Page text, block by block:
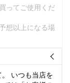
ってご使用くだ
想以上になる場

いつも当店を